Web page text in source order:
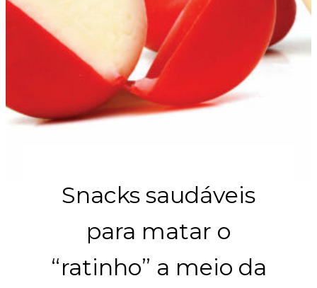
Snacks saudáveis
para matar o
“ratinho” a meio da